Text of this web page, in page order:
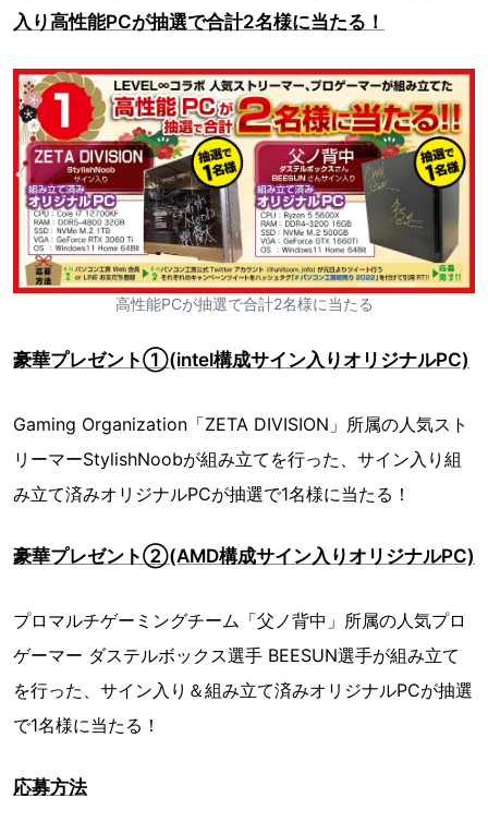
入り高性能PCが抽選で合計2名様に当たる！
高性能PCが抽選で合計2名様に当たる
豪華プレゼント①(intel構成サイン入りオリジナルPC)
Gaming Organization「ZETA DIVISION」所属の人気スト
リーマーStylishNoobが組み立てを行った、サイン入り組
み立て済みオリジナルPCが抽選で1名様に当たる！
豪華プレゼント②(AMD構成サイン入りオリジナルPC)
プロマルチゲーミングチーム「父ノ背中」所属の人気プロ
ゲーマー ダステルボックス選手 BEESUN選手が組み立て
を行った、サイン入り＆組み立て済みオリジナルPCが抽選
で1名様に当たる！
応募方法